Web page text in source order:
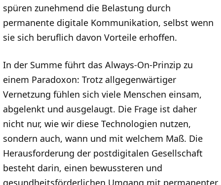
spüren zunehmend die Belastung durch
permanente digitale Kommunikation, selbst wenn
sie sich beruflich davon Vorteile erhoffen.
In der Summe führt das Always-On-Prinzip zu
einem Paradoxon: Trotz allgegenwärtiger
Vernetzung fühlen sich viele Menschen einsam,
abgelenkt und ausgelaugt. Die Frage ist daher
nicht nur, wie wir diese Technologien nutzen,
sondern auch, wann und mit welchem Maß. Die
Herausforderung der postdigitalen Gesellschaft
besteht darin, einen bewussteren und
gesundheitsförderlichen Umgang mit permanenter